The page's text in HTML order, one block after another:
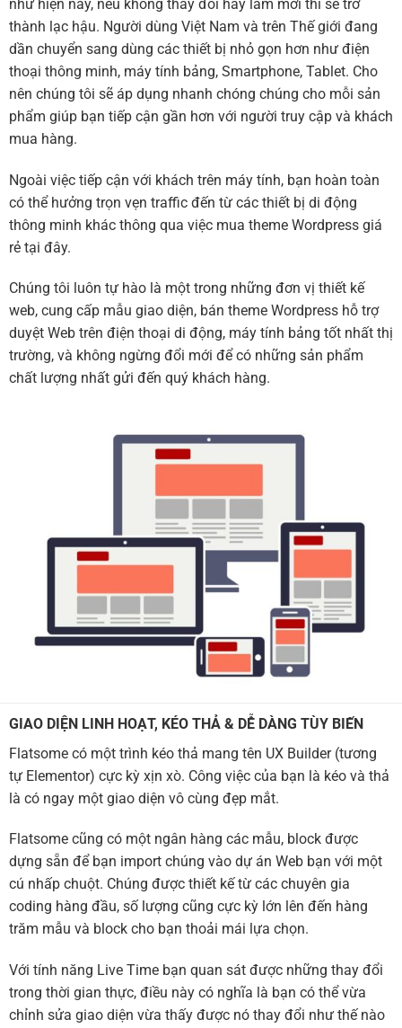
như hiện nay, nếu không thay đổi hay làm mới thì sẽ trở
thành lạc hậu. Người dùng Việt Nam và trên Thế giới đang
dần chuyển sang dùng các thiết bị nhỏ gọn hơn như điện
thoại thông minh, máy tính bảng, Smartphone, Tablet. Cho
nên chúng tôi sẽ áp dụng nhanh chóng chúng cho mỗi sản
phẩm giúp bạn tiếp cận gần hơn với người truy cập và khách
mua hàng.
Ngoài việc tiếp cận với khách trên máy tính, bạn hoàn toàn
có thể hưởng trọn vẹn traffic đến từ các thiết bị di động
thông minh khác thông qua việc mua theme Wordpress giá
rẻ tại đây.
Chúng tôi luôn tự hào là một trong những đơn vị thiết kế
web, cung cấp mẫu giao diện, bán theme Wordpress hỗ trợ
duyệt Web trên điện thoại di động, máy tính bảng tốt nhất thị
trường, và không ngừng đổi mới để có những sản phẩm
chất lượng nhất gửi đến quý khách hàng.
GIAO DIỆN LINH HOẠT, KÉO THẢ & DỄ DÀNG TÙY BIẾN
Flatsome có một trình kéo thả mang tên UX Builder (tương
tự Elementor) cực kỳ xịn xò. Công việc của bạn là kéo và thả
là có ngay một giao diện vô cùng đẹp mắt.
Flatsome cũng có một ngân hàng các mẫu, block được
dựng sẵn để bạn import chúng vào dự án Web bạn với một
cú nhấp chuột. Chúng được thiết kế từ các chuyên gia
coding hàng đầu, số lượng cũng cực kỳ lớn lên đến hàng
trăm mẫu và block cho bạn thoải mái lựa chọn.
Với tính năng Live Time bạn quan sát được những thay đổi
trong thời gian thực, điều này có nghĩa là bạn có thể vừa
chỉnh sửa giao diện vừa thấy được nó thay đổi như thế nào